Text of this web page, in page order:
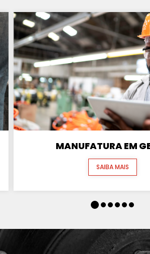
MANUFATURA EM
SAIBA MAIS